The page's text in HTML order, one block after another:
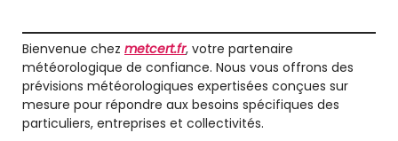
Bienvenue chez metcert.fr, votre partenaire
météorologique de confiance. Nous vous offrons des
prévisions météorologiques expertisées conçues sur
mesure pour répondre aux besoins spécifiques des
particuliers, entreprises et collectivités.